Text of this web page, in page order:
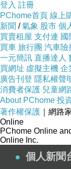
師
法學系第一名畢
答案竟是男律師
最後只好在大學
無法一展長才很
剛好擔任稅務律
單身未婚男性
付
此時 1970 年美
登入 註冊
PChome首頁 線上
新聞 /氣象 股市 個
買賣租屋 支付連 國
買車 旅行團 汽車險
一元簡訊 直播達人
買網址 虛擬主機 企
廣告刊登 隱私權聲
消費者保護 兒童網
About PChome 投
著作權保護 ｜網路
Online
PChome Online
Online Inc.
個人新聞